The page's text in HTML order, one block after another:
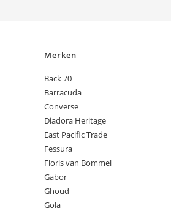
Merken
Back 70
Barracuda
Converse
Diadora Heritage
East Pacific Trade
Fessura
Floris van Bommel
Gabor
Ghoud
Gola